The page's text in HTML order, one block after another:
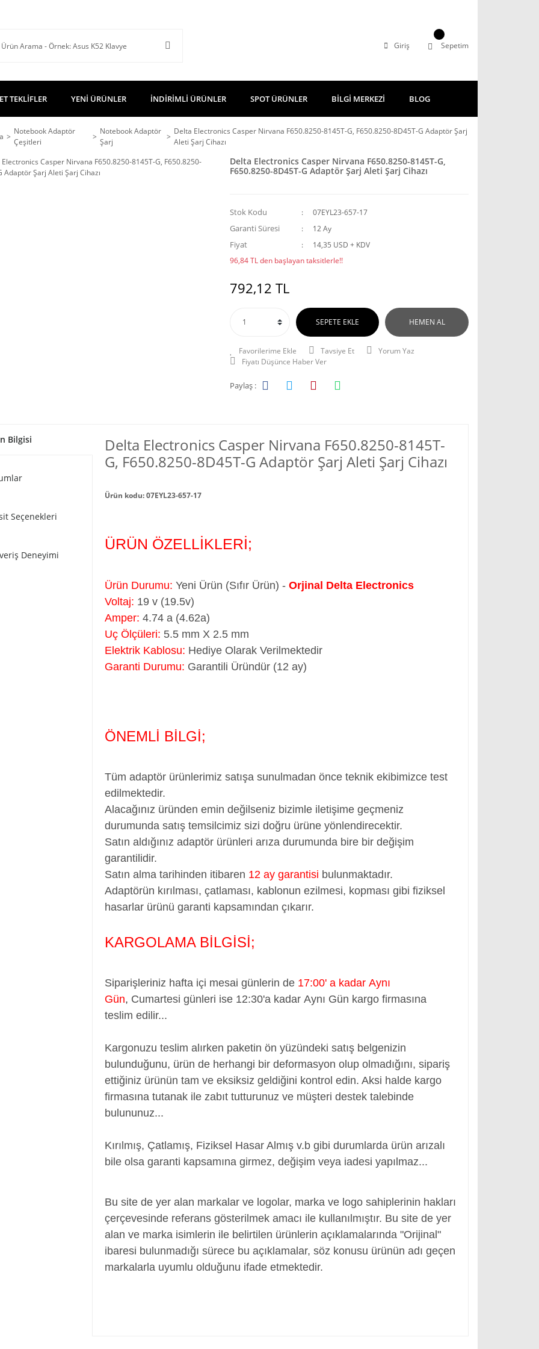
Giriş Sepetim
TEKLİFLER YENİ ÜRÜNLER İNDİRİMLİ ÜRÜNLER SPOT ÜRÜNLER BİLGİ MERKEZİ BLOG
Notebook Adaptör
Çeşitleri
Notebook Adaptör
Şarj
Delta Electronics Casper Nirvana F650.8250-8145T-G, F650.8250-8D45T-G Adaptör Şarj
Aleti Şarj Cihazı
Delta Electronics Casper Nirvana F650.8250-8145T-G,
F650.8250-8D45T-G Adaptör Şarj Aleti Şarj Cihazı
Stok Kodu 07EYL23-657-17
Garanti Süresi 12 Ay
Fiyat
14,35 USD + KDV
96,84 TL den başlayan taksitlerle!!
792,12 TL
SEPETE EKLE HEMEN AL
Tavsiye Et
Yorum Yaz
Fiyatı Düşünce Haber Ver
Paylaş :
Bilgisi
Seçenekleri
Deneyimi
Delta Electronics Casper Nirvana F650.8250-8145T-
G, F650.8250-8D45T-G Adaptör Şarj Aleti Şarj Cihazı
Ürün kodu: 07EYL23-657-17
ÜRÜN ÖZELLİKLERİ;
Ürün Durumu: Yeni Ürün (Sıfır Ürün) - Orjinal Delta Electronics
Voltaj: 19 v (19.5v)
Amper: 4.74 a (4.62a)
Uç Ölçüleri: 5.5 mm X 2.5 mm
Elektrik Kablosu: Hediye Olarak Verilmektedir
Garanti Durumu: Garantili Üründür (12 ay)
ÖNEMLİ BİLGİ;
Tüm adaptör ürünlerimiz satışa sunulmadan önce teknik ekibimizce test
edilmektedir.
Alacağınız üründen emin değilseniz bizimle iletişime geçmeniz
durumunda satış temsilcimiz sizi doğru ürüne yönlendirecektir.
Satın aldığınız adaptör ürünleri arıza durumunda bire bir değişim
garantilidir.
Satın alma tarihinden itibaren 12 ay garantisi bulunmaktadır.
Adaptörün kırılması, çatlaması, kablonun ezilmesi, kopması gibi fiziksel
hasarlar ürünü garanti kapsamından çıkarır.
KARGOLAMA BİLGİSİ;
Siparişleriniz hafta içi mesai günlerin de 17:00' a kadar Aynı
Gün, Cumartesi günleri ise 12:30'a kadar Aynı Gün kargo firmasına
teslim edilir...
Kargonuzu teslim alırken paketin ön yüzündeki satış belgenizin
bulunduğunu, ürün de herhangi bir deformasyon olup olmadığını, sipariş
ettiğiniz ürünün tam ve eksiksiz geldiğini kontrol edin. Aksi halde kargo
firmasına tutanak ile zabıt tutturunuz ve müşteri destek talebinde
bulununuz...
Kırılmış, Çatlamış, Fiziksel Hasar Almış v.b gibi durumlarda ürün arızalı
bile olsa garanti kapsamına girmez, değişim veya iadesi yapılmaz...
Bu site de yer alan markalar ve logolar, marka ve logo sahiplerinin hakları
çerçevesinde referans gösterilmek amacı ile kullanılmıştır. Bu site de yer
alan ve marka isimlerin ile belirtilen ürünlerin açıklamalarında "Orijinal"
ibaresi bulunmadığı sürece bu açıklamalar, söz konusu ürünün adı geçen
markalarla uyumlu olduğunu ifade etmektedir.